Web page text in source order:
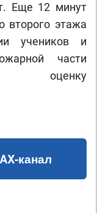
Еще 12 минут
второго этажа
учеников и
части
оценку
канал